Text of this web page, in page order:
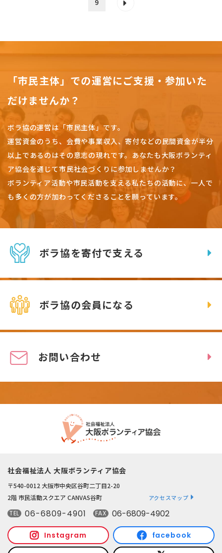
9
「市民主体」での運営にご支援・参加いた
だけませんか？
ボラ協の運営は「市民主体」です。
運営資金のうち、会費や事業収入、寄付などの民間資金が半分
以上であるのはその意志の現れです。 あなたも大阪ボランティ
ア協会を通じて市民社会づくりに参加しませんか？
ボランティア活動や市民活動を支える私たちの活動に、一人で
も多くの方が加わってくださることを願っています。
ボラ協を寄付で支える
ボラ協の会員になる
お問い合わせ
社会福祉法人 大阪ボランティア協会
〒540-0012 大阪市中央区谷町二丁目2-20
2階 市民活動スクエア CANVAS谷町
アクセスマップ
TEL 06-6809-4901 FAX 06-6809-4902
Instagram facebook